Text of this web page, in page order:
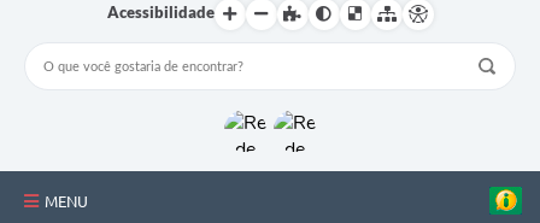
Acessibilidade
MENU